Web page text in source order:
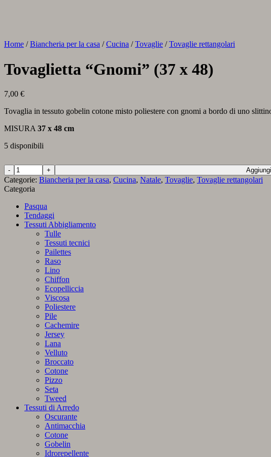
Home / Biancheria per la casa / Cucina / Tovaglie / Tovaglie rettangolari
Tovaglietta “Gnomi” (37 x 48)
7,00 €
Tovaglia in tessuto gobelin cotone misto poliestere con gnomi a bordo di uno
MISURA 37 x 48 cm
5 disponibili
Tovaglietta
"Gnomi"
(37
quantità
Categorie: Biancheria per la casa, Cucina, Natale, Tovaglie, Tovaglie rettangolari
Categoria
Pasqua
Tendaggi
Tessuti Abbigliamento
Tulle
Tessuti tecnici
Pailettes
Raso
Lino
Chiffon
Ecopelliccia
Viscosa
Poliestere
Pile
Cachemire
Jersey
Lana
Velluto
Broccato
Cotone
Pizzo
Seta
Tweed
Tessuti di Arredo
Oscurante
Antimacchia
Cotone
Gobelin
Idrorepellente